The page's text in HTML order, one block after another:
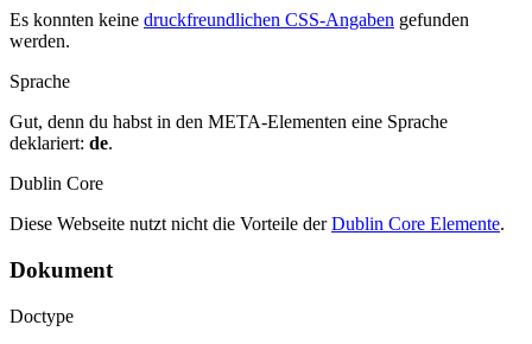
Es konnten keine druckfreundlichen CSS-Angaben gefunden
werden.
Sprache
Gut, denn du habst in den META-Elementen eine Sprache
deklariert: de.
Dublin Core
Diese Webseite nutzt nicht die Vorteile derDublin Core Elemente.
Dokument
Doctype